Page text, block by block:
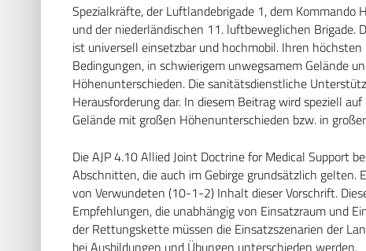
Spezialkräfte, der Luftlandebrigade 1, dem Kommando
und der niederländischen 11. luftbeweglichen Brigade.
ist universell einsetzbar und hochmobil. Ihren
Bedingungen, in schwierigem unwegsamem Gelände
Höhenunterschieden. Die sanitätsdienstliche
Herausforderung dar. In diesem Beitrag wird speziell
Gelände mit großen Höhenunterschieden bzw. in
Die AJP 4.10 Allied Joint Doctrine for Medical Support
Abschnitten, die auch im Gebirge grundsätzlich gelten.
von Verwundeten (10-1-2) Inhalt dieser Vorschrift.
Empfehlungen, die unabhängig von Einsatzraum und
der Rettungskette müssen die Einsatzszenarien der
bei Ausbildungen und Übungen unterschieden werden.